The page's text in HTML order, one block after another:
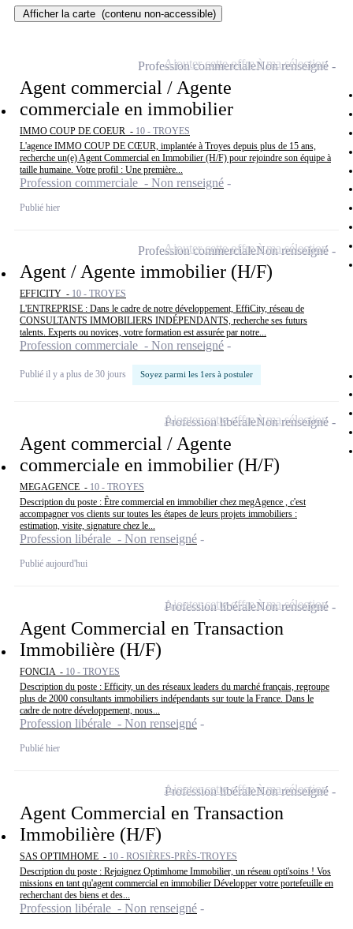
Afficher la carte (contenu non-accessible)
Agent commercial / Agente
commerciale en immobilier
IMMO COUP DE COEUR - 10 - TROYES
L'agence IMMO COUP DE CŒUR, implantée à Troyes depuis plus de 15 ans,
recherche un(e) Agent Commercial en Immobilier (H/F) pour rejoindre son équipe à
taille humaine. Votre profil : Une première...
Profession commerciale - Non renseigné
Publié hier
Profession commercialeNon renseigné
Ajouter cette offre à ma sélection
Agent / Agente immobilier (H/F)
EFFICITY - 10 - TROYES
L'ENTREPRISE : Dans le cadre de notre développement, EffiCity, réseau de
CONSULTANTS IMMOBILIERS INDÉPENDANTS, recherche ses futurs
talents. Experts ou novices, votre formation est assurée par notre...
Profession commerciale - Non renseigné
Publié il y a plus de 30 jours Soyez parmi les 1ers à postuler
Profession commercialeNon renseigné
Ajouter cette offre à ma sélection
Agent commercial / Agente
commerciale en immobilier (H/F)
MEGAGENCE - 10 - TROYES
Description du poste : Être commercial en immobilier chez megAgence , c'est
accompagner vos clients sur toutes les étapes de leurs projets immobiliers :
estimation, visite, signature chez le...
Profession libérale - Non renseigné
Publié aujourd'hui
Profession libéraleNon renseigné
Ajouter cette offre à ma sélection
Agent Commercial en Transaction
Immobilière (H/F)
FONCIA - 10 - TROYES
Description du poste : Efficity, un des réseaux leaders du marché français, regroupe
plus de 2000 consultants immobiliers indépendants sur toute la France. Dans le
cadre de notre développement, nous...
Profession libérale - Non renseigné
Publié hier
Profession libéraleNon renseigné
Ajouter cette offre à ma sélection
Agent Commercial en Transaction
Immobilière (H/F)
SAS OPTIMHOME - 10 - ROSIÈRES-PRÈS-TROYES
Description du poste : Rejoignez Optimhome Immobilier, un réseau opti'soins ! Vos
missions en tant qu'agent commercial en immobilier Développer votre portefeuille en
recherchant des biens et des...
Profession libérale - Non renseigné
Profession libéraleNon renseigné
Ajouter cette offre à ma sélection